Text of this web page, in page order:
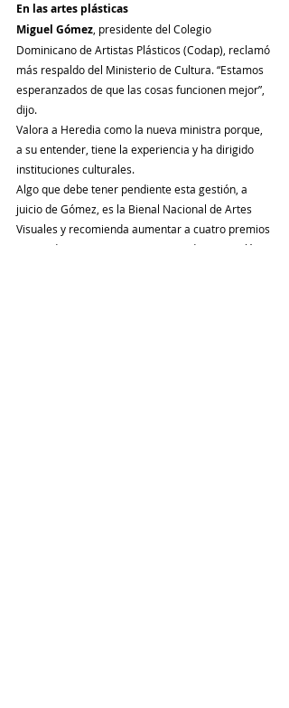
En las artes plásticas
Miguel Gómez , presidente del Colegio
Dominicano de Artistas Plásticos (Codap), reclamó
más respaldo del Ministerio de Cultura. “Estamos
esperanzados de que las cosas funcionen mejor”,
dijo.
Valora a Heredia como la nueva ministra porque,
a su entender, tiene la experiencia y ha dirigido
instituciones culturales.
Algo que debe tener pendiente esta gestión, a
juicio de Gómez, es la Bienal Nacional de Artes
Visuales y recomienda aumentar a cuatro premios
en vez de uno, para mayores ganadores. “Ojalá